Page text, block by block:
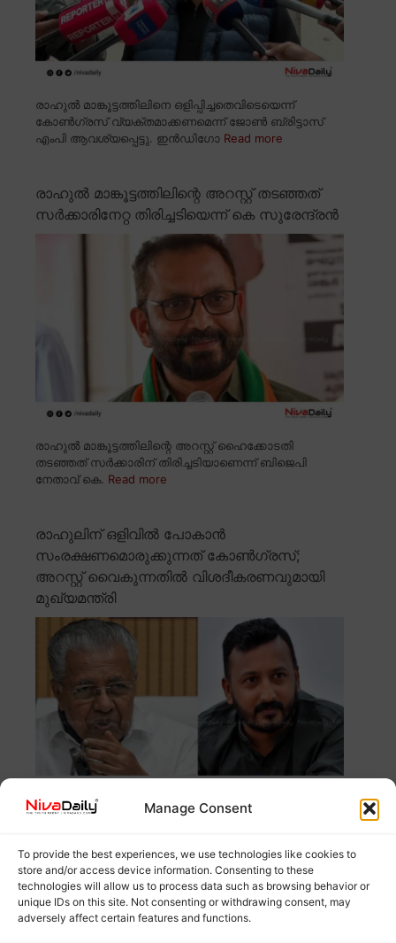
Manage Consent
To provide the best experiences, we use technologies like cookies to
store and/or access device information. Consenting to these
technologies will allow us to process data such as browsing behavior or
unique IDs on this site. Not consenting or withdrawing consent, may
adversely affect certain features and functions.
രാഹുൽ മാങ്കൂട്ടത്തിലിനെ ഒളിപ്പിച്ചതെവിടെയെന്ന്
കോൺഗ്രസ് വ്യക്തമാക്കണമെന്ന് ജോൺ ബ്രിട്ടാസ്
എംപി ആവശ്യപ്പെട്ടു. ഇൻഡിഗോ Read more
രാഹുൽ മാങ്കൂട്ടത്തിലിന്റെ അറസ്റ്റ് തടഞ്ഞത്
സർക്കാരിനേറ്റ തിരിച്ചടിയെന്ന് കെ സുരേന്ദ്രൻ
രാഹുൽ മാങ്കൂട്ടത്തിലിന്റെ അറസ്റ്റ് ഹൈക്കോടതി
തടഞ്ഞത് സർക്കാരിന് തിരിച്ചടിയാണെന്ന് ബിജെപി
നേതാവ് കെ. Read more
രാഹുലിന് ഒളിവിൽ പോകാൻ
സംരക്ഷണമൊരുക്കുന്നത് കോൺഗ്രസ്;
അറസ്റ്റ് വൈകുന്നതിൽ വിശദീകരണവുമായി
മുഖ്യമന്ത്രി
രാഹുലിന് ഒളിവിൽRead more
തദ്ദേശ തിരഞ്ഞെടുപ്പിൽ ശബരിമല പ്രചാരണ